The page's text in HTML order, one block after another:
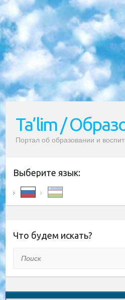
Ta’lim /
Портал об образовании и
Выберите язык:
Что будем искать?